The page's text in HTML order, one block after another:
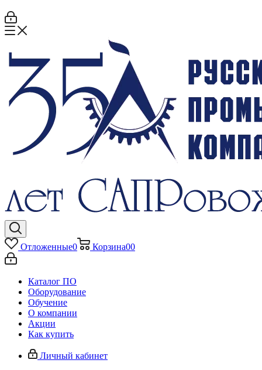
Отложенные0 Корзина00
Каталог ПО
Оборудование
Обучение
О компании
Акции
Как купить
Личный кабинет